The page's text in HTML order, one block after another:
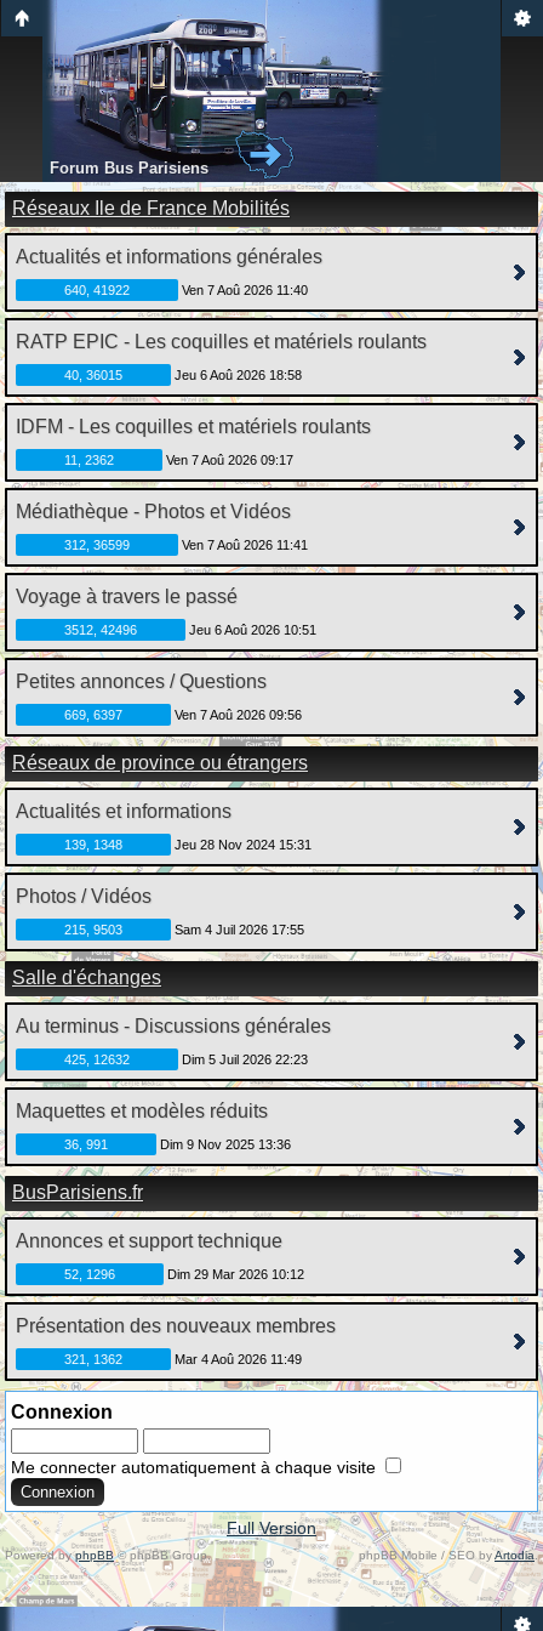
Forum Bus Parisiens
Réseaux Ile de France Mobilités
Actualités et informations générales
640, 41922 Ven 7 Aoû 2026 11:40
RATP EPIC - Les coquilles et matériels roulants
40, 36015 Jeu 6 Aoû 2026 18:58
IDFM - Les coquilles et matériels roulants
11, 2362 Ven 7 Aoû 2026 09:17
Médiathèque - Photos et Vidéos
312, 36599 Ven 7 Aoû 2026 11:41
Voyage à travers le passé
3512, 42496 Jeu 6 Aoû 2026 10:51
Petites annonces / Questions
669, 6397 Ven 7 Aoû 2026 09:56
Réseaux de province ou étrangers
Actualités et informations
139, 1348 Jeu 28 Nov 2024 15:31
Photos / Vidéos
215, 9503 Sam 4 Juil 2026 17:55
Salle d'échanges
Au terminus - Discussions générales
425, 12632 Dim 5 Juil 2026 22:23
Maquettes et modèles réduits
36, 991 Dim 9 Nov 2025 13:36
BusParisiens.fr
Annonces et support technique
52, 1296 Dim 29 Mar 2026 10:12
Présentation des nouveaux membres
321, 1362 Mar 4 Aoû 2026 11:49
Connexion
Me connecter automatiquement à chaque visite
Full Version
Powered byphpBB© phpBB Group. phpBB Mobile / SEO byArtodia .